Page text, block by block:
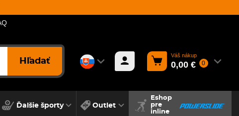
Hľadať
Váš nákup
0,00 € 0
Ďalšie športy Outlet
Eshop
pre
inline